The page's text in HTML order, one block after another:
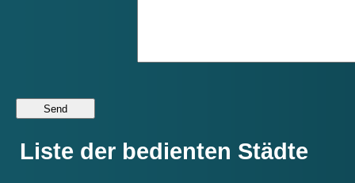
Liste der bedienten Städte